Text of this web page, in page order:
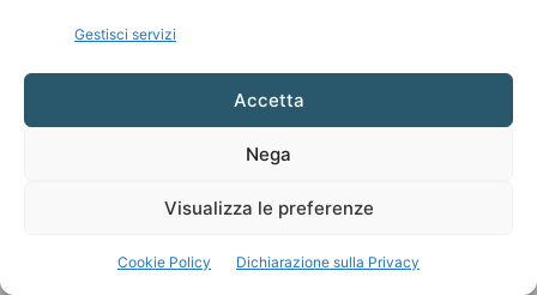
Gestisci servizi
Accetta
Nega
Visualizza le preferenze
Cookie Policy Dichiarazione sulla Privacy